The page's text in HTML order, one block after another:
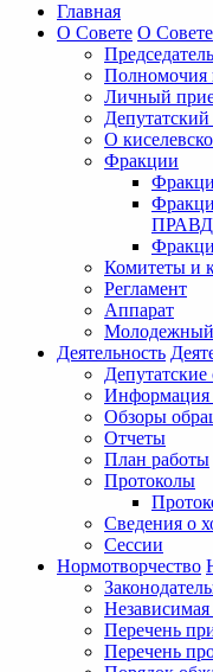
Главная
О Совете О Совете
Полномочия
Личный
О
Фракции
Комитеты и
Регламент
Аппарат
Молодежный
Деятельность
Информация
Обзоры
Отчеты
План работы
Протоколы
Сведения о
Сессии
Нормотворчество
Независимая
Перечень
Перечень